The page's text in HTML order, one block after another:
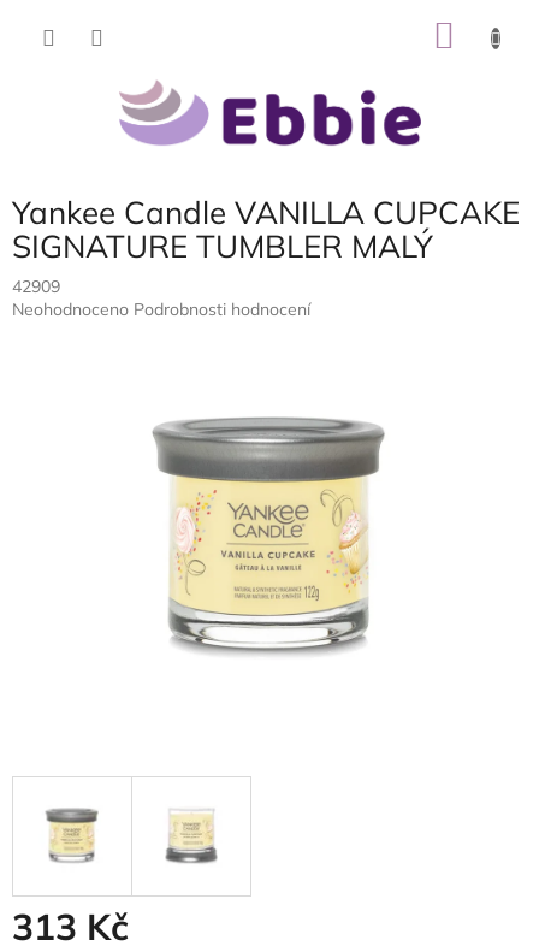
Yankee Candle VANILLA CUPCAKE
SIGNATURE TUMBLER MALÝ
42909
Průměrné
Neohodnoceno Podrobnosti hodnocení
313 Kč